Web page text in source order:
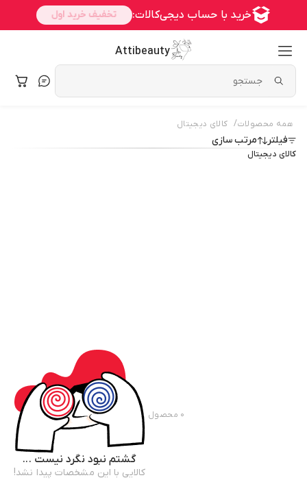
Attibeauty
همه محصولات/ کالای دیجیتال
فیلتر مرتب سازی
کالای دیجیتال
۰ محصول
گشتم نبود نگرد نیست ...
کالایی با این مشخصات پیدا نشد!